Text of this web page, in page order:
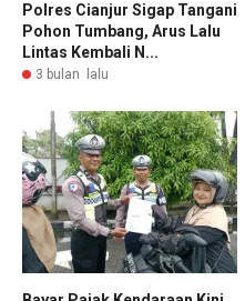
Polres Cianjur Sigap Tangani
Pohon Tumbang, Arus Lalu
Lintas Kembali N...
3 bulan lalu